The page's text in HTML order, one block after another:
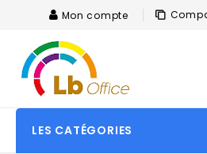
Mon compte
LES CATÉGORIES